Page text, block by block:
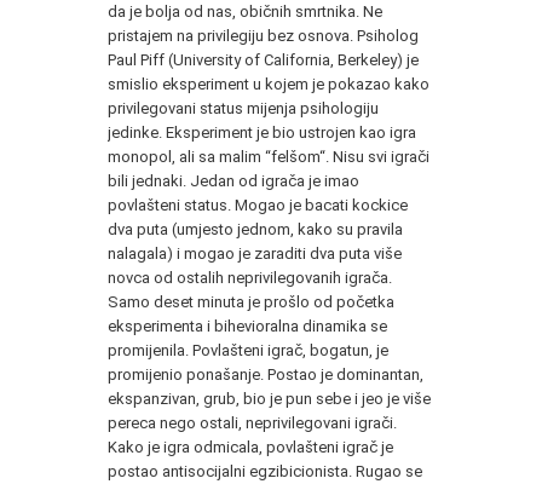
da je bolja od nas, običnih smrtnika. Ne
pristajem na privilegiju bez osnova. Psiholog
Paul Piff (University of California, Berkeley) je
smislio eksperiment u kojem je pokazao kako
privilegovani status mijenja psihologiju
jedinke. Eksperiment je bio ustrojen kao igra
monopol, ali sa malim “felšom“. Nisu svi igrači
bili jednaki. Jedan od igrača je imao
povlašteni status. Mogao je bacati kockice
dva puta (umjesto jednom, kako su pravila
nalagala) i mogao je zaraditi dva puta više
novca od ostalih neprivilegovanih igrača.
Samo deset minuta je prošlo od početka
eksperimenta i bihevioralna dinamika se
promijenila. Povlašteni igrač, bogatun, je
promijenio ponašanje. Postao je dominantan,
ekspanzivan, grub, bio je pun sebe i jeo je više
pereca nego ostali, neprivilegovani igrači.
Kako je igra odmicala, povlašteni igrač je
postao antisocijalni egzibicionista. Rugao se